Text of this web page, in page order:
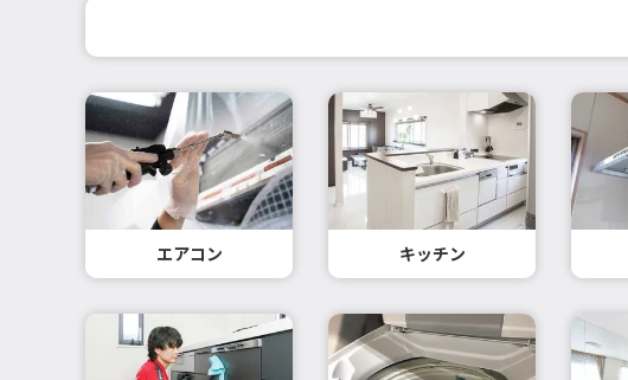
エアコン キッチン